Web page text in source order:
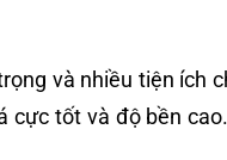
và nhiều tiện ích
tốt và độ bền